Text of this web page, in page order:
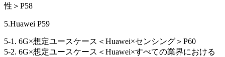
性＞P58
5.Huawei P59
5-1. 6G×想定ユースケース＜Huawei×センシング＞P60
5-2. 6G×想定ユースケース＜Huawei×すべての業界における